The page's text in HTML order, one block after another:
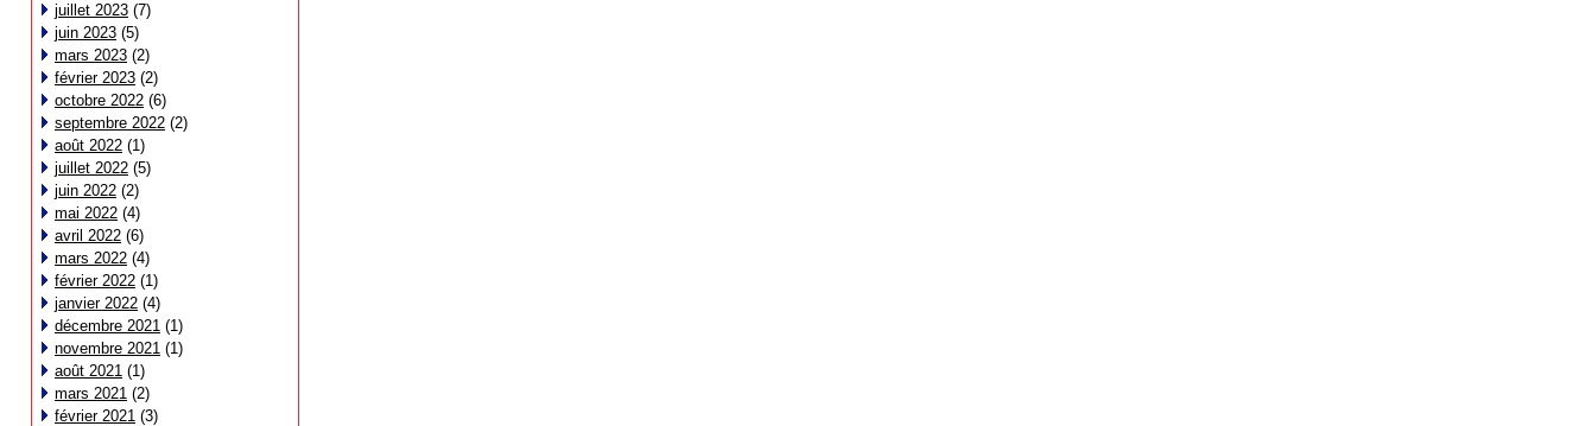
juillet 2023 (7)
juin 2023 (5)
mars 2023 (2)
février 2023 (2)
octobre 2022 (6)
septembre 2022 (2)
août 2022 (1)
juillet 2022 (5)
juin 2022 (2)
mai 2022 (4)
avril 2022 (6)
mars 2022 (4)
février 2022 (1)
janvier 2022 (4)
décembre 2021 (1)
novembre 2021 (1)
août 2021 (1)
mars 2021 (2)
février 2021 (3)